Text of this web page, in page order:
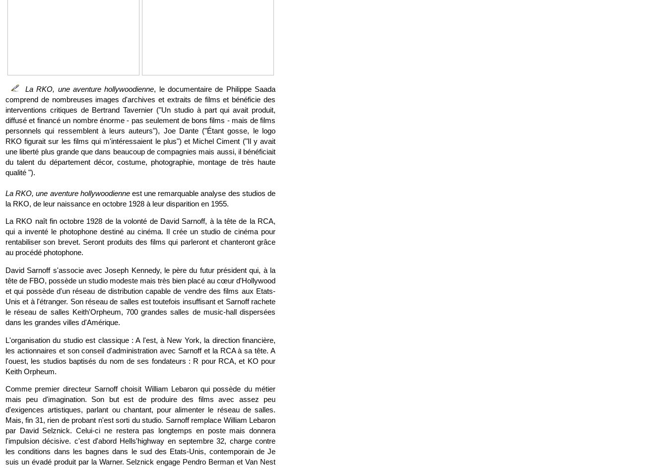
La RKO, une aventure hollywoodienne, le documentaire de Philippe Saada
comprend de nombreuses images d'archives et extraits de films et bénéficie des
interventions critiques de Bertrand Tavernier ("Un studio à part qui avait produit,
diffusé et financé un nombre énorme - pas seulement de bons films - mais de films
personnels qui ressemblent à leurs auteurs"), Joe Dante ("Étant gosse, le logo
RKO figurait sur les films qui m'intéressaient le plus") et Michel Ciment ("Il y avait
une liberté plus grande que dans beaucoup de compagnies mais aussi, il bénéficiait
du talent du département décor, costume, photographie, montage de très haute
qualité ").
La RKO, une aventure hollywoodienneest une remarquable analyse des studios de
la RKO, de leur naissance en octobre 1928 à leur disparition en 1955.
La RKO naît fin octobre 1928 de la volonté de David Sarnoff, à la tête de la RCA,
qui a inventé le photophone destiné au cinéma. Il crée un studio de cinéma pour
rentabiliser son brevet. Seront produits des films qui parleront et chanteront grâce
au procédé photophone.
David Sarnoff s'associe avec Joseph Kennedy, le père du futur président qui, à la
tête de FBO, possède un studio modeste mais très bien placé au cœur d'Hollywood
et qui possède d'un réseau de distribution capable de vendre des films aux Etats-
Unis et à l'étranger. Son réseau de salles est toutefois insuffisant et Sarnoff rachete
le réseau de salles Keith'Orpheum, 700 grandes salles de music-hall dispersées
dans les grandes villes d'Amérique.
L'organisation du studio est classique : A l'est, à New York, la direction financière,
les actionnaires et son conseil d'administration avec Sarnoff et la RCA à sa tête. A
l'ouest, les studios baptisés du nom de ses fondateurs : R pour RCA, et KO pour
Keith Orpheum.
Comme premier directeur Sarnoff choisit William Lebaron qui possède du métier
mais peu d'imagination. Son but est de produire des films avec assez peu
d'exigences artistiques, parlant ou chantant, pour alimenter le réseau de salles.
Mais, fin 31, rien de probant n'est sorti du studio. Sarnoff remplace William Lebaron
par David Selznick. Celui-ci ne restera pas longtemps en poste mais donnera
l'impulsion décisive. c'est d'abord Hells'highway en septembre 32, charge contre
les conditions dans les bagnes dans le sud des Etats-Unis, contemporain de Je
suis un évadé produit par la Warner. Selznick engage Pendro Berman et Van Nest